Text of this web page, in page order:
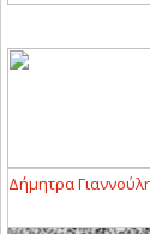
Γιαννούλης